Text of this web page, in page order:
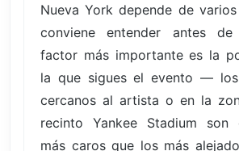
Nueva York depende de
conviene entender antes
factor más importante es la
la que sigues el evento — los
cercanos al artista o en la
recinto Yankee Stadium son
más caros que los más